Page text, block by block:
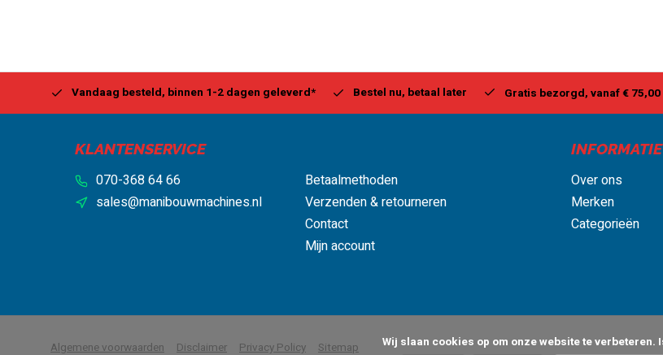
Vandaag besteld, binnen 1-2 dagen geleverd* Bestel nu, betaal later Gratis bezorgd, vanaf € 75,00
KLANTENSERVICE
070-368 64 66
sales@manibouwmachines.nl
Betaalmethoden
Verzenden & retourneren
Contact
Mijn account
INFORMATIE
Over ons
Merken
Categorieën
Algemene voorwaarden Disclaimer Privacy Policy Sitemap
            Wij slaan cookies op om onze website te verbeteren. Is dat akkoord?